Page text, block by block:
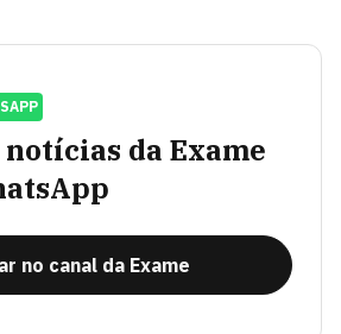
notícias da Exame
no canal da Exame